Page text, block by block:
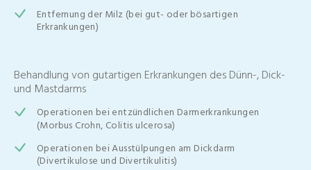
Entfernung der Milz (bei gut- oder bösartigen
Erkrankungen)
Behandlung von gutartigen Erkrankungen des Dünn-, Dick-
und Mastdarms
Operationen bei entzündlichen Darmerkrankungen
(Morbus Crohn, Colitis ulcerosa)
Operationen bei Ausstülpungen am Dickdarm
(Divertikulose und Divertikulitis)